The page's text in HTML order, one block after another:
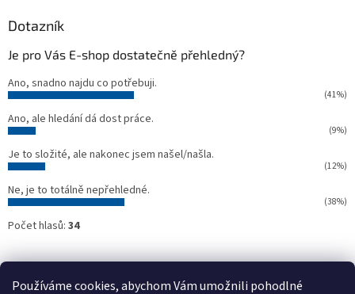
Používáme cookies, abychom Vám umožnili pohodlné
Dotazník
Je pro Vás E-shop dostatečně přehledný?
Ano, snadno najdu co potřebuji.
(41%)
Ano, ale hledání dá dost práce.
(9%)
Je to složité, ale nakonec jsem našel/našla.
(12%)
Ne, je to totálně nepřehledné.
(38%)
Počet hlasů: 34